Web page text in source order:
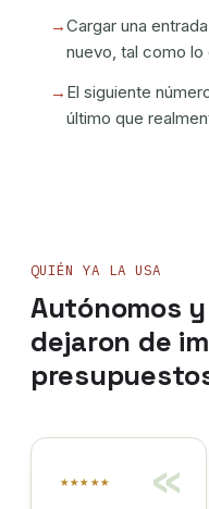
Cargar una
nuevo, tal como lo
El siguiente
último que
QUIÉN YA LA USA
Autónomos
dejaron de
«
★★★★★